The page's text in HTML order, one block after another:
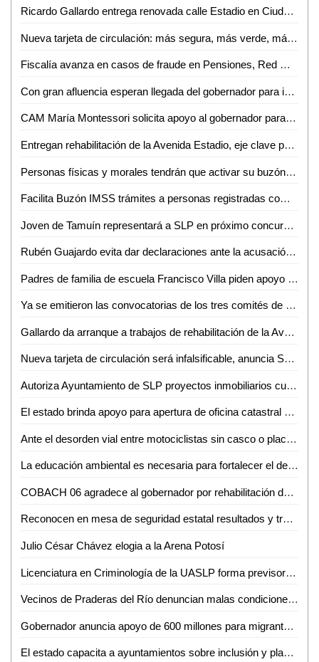
Ricardo Gallardo entrega renovada calle Estadio en Ciudad Valles
Nueva tarjeta de circulación: más segura, más verde, más ágil
Fiscalía avanza en casos de fraude en Pensiones, Red Metro y Seduvop
Con gran afluencia esperan llegada del gobernador para inaugurar calle Estadio
CAM María Montessori solicita apoyo al gobernador para rehabilitar aula de usos múltiples
Entregan rehabilitación de la Avenida Estadio, eje clave para Ciudad Valles
Personas físicas y morales tendrán que activar su buzón tributario antes del 31 de diciembre: PRODECON
Facilita Buzón IMSS trámites a personas registradas como patrones
Joven de Tamuín representará a SLP en próximo concurso de ajedrez en Colombia
Rubén Guajardo evita dar declaraciones ante la acusación contra la Guardia Nacional
Padres de familia de escuela Francisco Villa piden apoyo al gobernador ante condiciones precarias
Ya se emitieron las convocatorias de los tres comités de evaluación para que participen interesados en la elección de renovación del Poder Judicial
Gallardo da arranque a trabajos de rehabilitación de la Avenida Santa Rosa en Ciudad Valles
Nueva tarjeta de circulación será infalsificable, anuncia Secretaría de Finanzas
Autoriza Ayuntamiento de SLP proyectos inmobiliarios cuestionados
El estado brinda apoyo para apertura de oficina catastral en Rayón
Ante el desorden vial entre motociclistas sin casco o placas, se impulsa Ley de Seguridad y Movilidad Vial para San Luis Potosí
La educación ambiental es necesaria para fortalecer el desarrollo sostenible: experta de la UASLP
COBACH 06 agradece al gobernador por rehabilitación de vialidades clave para sus alumnos
Reconocen en mesa de seguridad estatal resultados y transición de la Guardia Civil municipal en Soledad
Julio César Chávez elogia a la Arena Potosí
Licenciatura en Criminología de la UASLP forma previsores de violencia y estrategas de convivencia pacífica
Vecinos de Praderas del Río denuncian malas condiciones en viviendas y calles del sector
Gobernador anuncia apoyo de 600 millones para migrantes deportados a través de SIFIDE
El estado capacita a ayuntamientos sobre inclusión y planes de desarrollo